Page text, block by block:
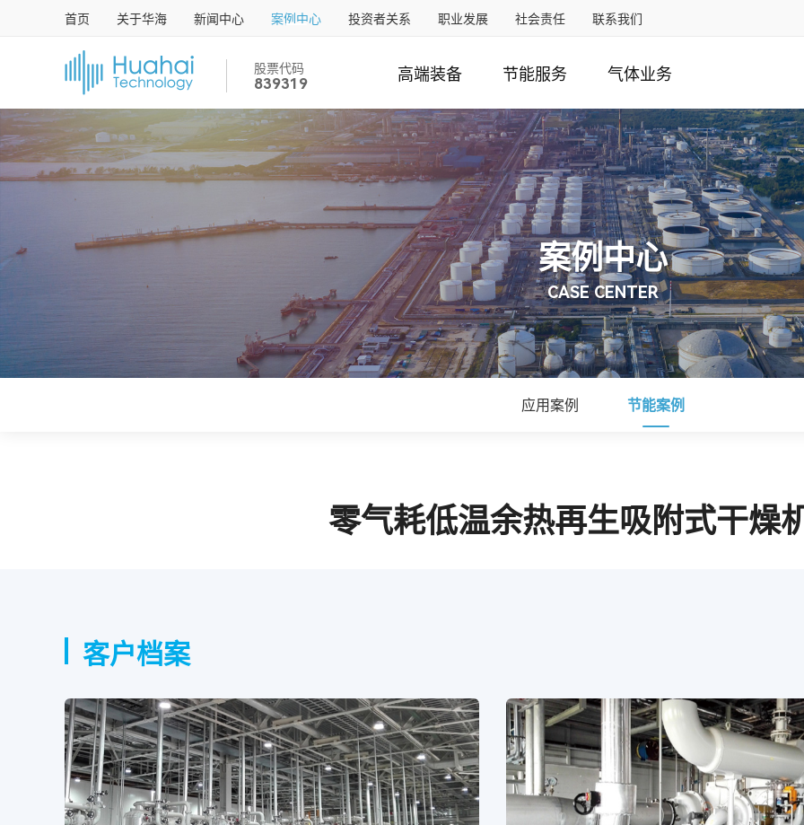
首页 关于华海 新闻中心 案例中心 投资者关系 职业发展 社会责任 联系我们
股票代码
839319 高端装备 节能服务 气体业务
CASE CENTER
案例中心
应用案例 节能案例
零气耗低温余热再生吸附式干燥
客户档案